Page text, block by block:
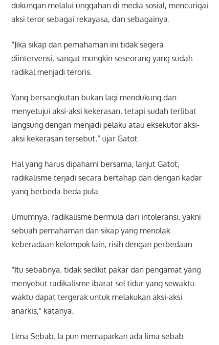
dukungan melalui unggahan di media sosial, mencurigai
aksi teror sebagai rekayasa, dan sebagainya.
“Jika sikap dan pemahaman ini tidak segera
diintervensi, sangat mungkin seseorang yang sudah
radikal menjadi teroris.
Yang bersangkutan bukan lagi mendukung dan
menyetujui aksi-aksi kekerasan, tetapi sudah terlibat
langsung dengan menjadi pelaku atau eksekutor aksi-
aksi kekerasan tersebut,” ujar Gatot.
Hal yang harus dipahami bersama, lanjut Gatot,
radikalisme terjadi secara bertahap dan dengan kadar
yang berbeda-beda pula.
Umumnya, radikalisme bermula dari intoleransi, yakni
sebuah pemahaman dan sikap yang menolak
keberadaan kelompok lain; risih dengan perbedaan.
“Itu sebabnya, tidak sedikit pakar dan pengamat yang
menyebut radikalisme ibarat sel tidur yang sewaktu-
waktu dapat tergerak untuk melakukan aksi-aksi
anarkis,” katanya.
Lima Sebab, Ia pun memaparkan ada lima sebab